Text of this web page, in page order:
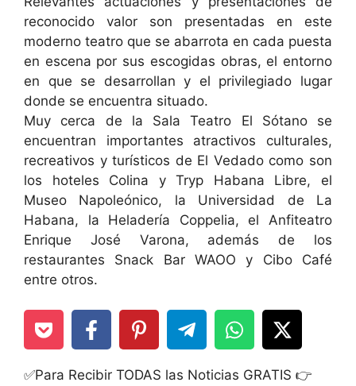
reconocido valor son presentadas en este
moderno teatro que se abarrota en cada puesta
en escena por sus escogidas obras, el entorno
en que se desarrollan y el privilegiado lugar
donde se encuentra situado.
Muy cerca de la Sala Teatro El Sótano se
encuentran importantes atractivos culturales,
recreativos y turísticos de El Vedado como son
los hoteles Colina y Tryp Habana Libre, el
Museo Napoleónico, la Universidad de La
Habana, la Heladería Coppelia, el Anfiteatro
Enrique José Varona, además de los
restaurantes Snack Bar WAOO y Cibo Café
entre otros.
✅Para Recibir TODAS las Noticias GRATIS 👉